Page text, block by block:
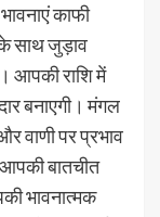
काफी
साथ जुड़ाव
आपकी राशि में
बनाएगी। मंगल
वाणी पर प्रभाव
बातचीत
भावनात्मक